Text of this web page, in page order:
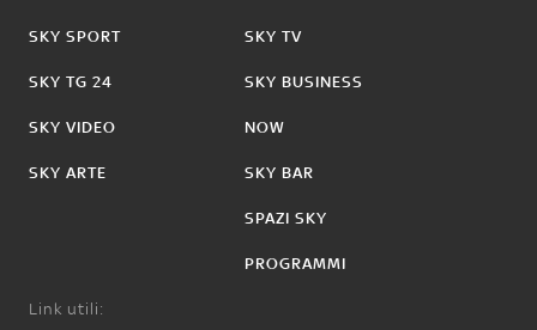
SKY SPORT
SKY TG 24
SKY VIDEO
SKY ARTE
SKY TV
SKY BUSINESS
NOW
SKY BAR
SPAZI SKY
PROGRAMMI
Link utili: